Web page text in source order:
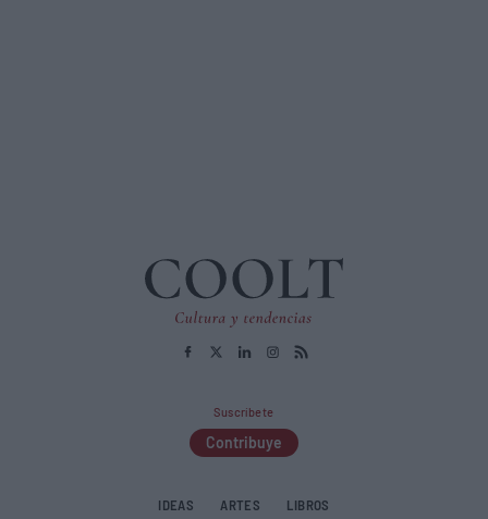
Suscríbete
Contribuye
IDEAS ARTES LIBROS